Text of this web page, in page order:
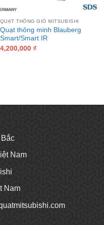
QUẠT THÔNG GIÓ MITSUBISHI
Quạt thông minh Blauberg
Smart/Smart IR
4,200,000 ₫
Nam
Nam